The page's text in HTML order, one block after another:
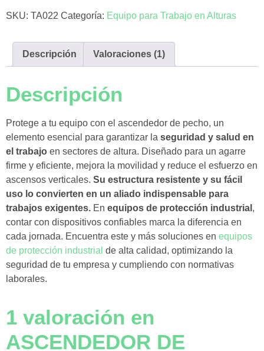
SKU: TA022 Categoría: Equipo para Trabajo en Alturas
Descripción Valoraciones (1)
Descripción
Protege a tu equipo con el ascendedor de pecho, un
elemento esencial para garantizar la seguridad y salud en
el trabajo en sectores de altura. Diseñado para un agarre
firme y eficiente, mejora la movilidad y reduce el esfuerzo en
ascensos verticales. Su estructura resistente y su fácil
uso lo convierten en un aliado indispensable para
trabajos exigentes. En equipos de protección industrial ,
contar con dispositivos confiables marca la diferencia en
cada jornada. Encuentra este y más soluciones en equipos
de protección industrial de alta calidad, optimizando la
seguridad de tu empresa y cumpliendo con normativas
laborales.
1 valoración en
ASCENDEDOR DE